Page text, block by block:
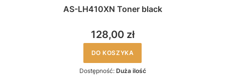
AS-LH410XN Toner black
128,00 zł
DO KOSZYKA
Dostępność: Duża ilość